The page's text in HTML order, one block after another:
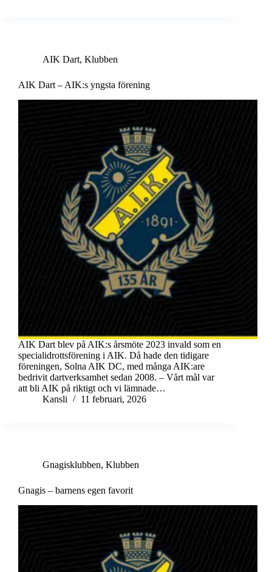
AIK Dart, Klubben
AIK Dart – AIK:s yngsta förening
AIK Dart blev på AIK:s årsmöte 2023 invald som en
specialidrottsförening i AIK. Då hade den tidigare
föreningen, Solna AIK DC, med många AIK:are
bedrivit dartverksamhet sedan 2008. – Vårt mål var
att bli AIK på riktigt och vi lämnade…
Kansli
11 februari, 2026
Gnagisklubben, Klubben
Gnagis – barnens egen favorit